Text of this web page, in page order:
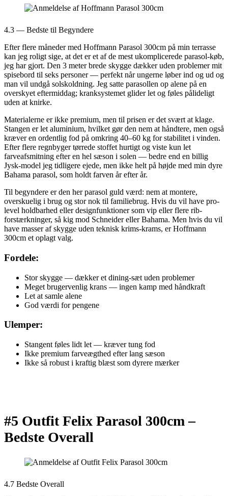
4.3 — Bedste til Begyndere
Efter flere måneder med Hoffmann Parasol 300cm på min terrasse
kan jeg roligt sige, at det er et af de mest ukomplicerede parasol-køb,
jeg har gjort. Den 3 meter brede skygge dækker uden problemer mit
spisebord til seks personer — perfekt når ungerne løber ind og ud og
man vil undgå solskoldning. Jeg satte parasollen op alene på en
overskyet eftermiddag; kranksystemet glider let og føles pålideligt
uden at knirke.
Materialerne er ikke premium, men til prisen er det svært at klage.
Stangen er let aluminium, hvilket gør den nem at håndtere, men også
kræver en ordentlig fod på omkring 40–60 kg for stabilitet i vinden.
Efter flere regnbyger tørrede stoffet hurtigt og viste kun let
farveafsmitning efter en hel sæson i solen — bedre end en billig
Jysk-model jeg tidligere ejede, men ikke helt på højde med min dyre
Bahama parasol, som holdt farven år efter år.
Til begyndere er den her parasol guld værd: nem at montere,
overskuelig i brug og stor nok til familiebrug. Hvis du vil have pro-
level holdbarhed eller designfunktioner som vip eller flere rib-
forstærkninger, så kig mod Schneider eller Bahama. Men hvis du vil
have masser af skygge uden teknisk krims-krams, er Hoffmann
300cm et oplagt valg.
Fordele:
Stor skygge — dækker et dining-sæt uden problemer
Meget brugervenlig krans — ingen kamp med håndkraft
Let at samle alene
God værdi for pengene
Ulemper:
Stangent føles lidt let — kræver tung fod
Ikke premium farveægthed efter lang sæson
Ikke så robust i kraftig blæst som dyrere mærker
#5 Outfit Felix Parasol 300cm –
Bedste Overall
4.7 Bedste Overall